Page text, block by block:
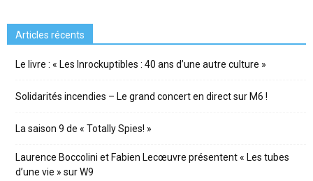
Articles récents
Le livre : « Les Inrockuptibles : 40 ans d’une autre culture »
Solidarités incendies – Le grand concert en direct sur M6 !
La saison 9 de « Totally Spies! »
Laurence Boccolini et Fabien Lecœuvre présentent « Les tubes
d’une vie » sur W9